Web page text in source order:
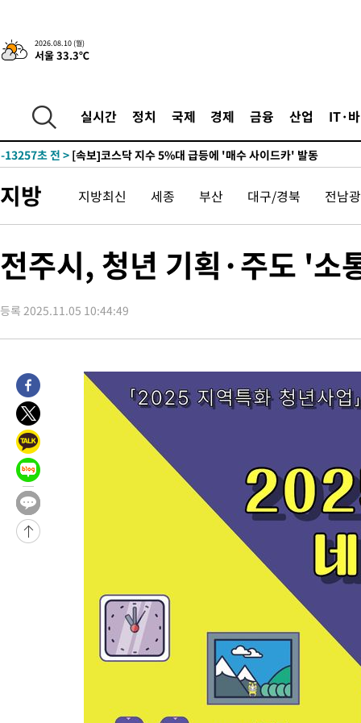
2026.08.10 (월)
서울 33.3℃
실시간 정치 국제 경제 금융 산업 IT·
-30504초 전 >대포통장 107개로 불법도박 수익 5062억 세탁…19명 검거
-28981초 전 >[속보]이 대통령 "2028년 중순까지 광주 군공항 기능 다른 군
-14779초 전 >
[속보]'전장연 시위' 1호선 용산역 상행선 무정차 통과 종료
-13257초 전 >
-10543초 전 > [속보]원·달러 환율, 오전 9시 1410.3원
-10277초 전 >
[속보]코스피, 47.56포인트(0.76%) 오른 6306.33 개장
-8713초 전 >[속보]지하철 1호선 상행선 용산역 무정차 통과…"집회·시위"
-5686초 전 >파키스탄 보안군, 대 테러작전으로 남서부의 무장세력 소탕전
-3902초 전 >이집트, 가자 협상 당사자들에게 약속이행과 방해금지 촉구
7분 전 >트럼프, 이란 추가 요구에 "저강도 대응…이건 체스게임"
-28981초 전 >
[속보]이 대통령 "2028년 중순까지 광주 군공항 기능 다른 군
으로 임시 배치해 산단 조기 착공"
-26131초 전 >
포항스틸야드 관중석 천장 석재 낙하…K리그 전구장 긴급 점검
-14779초 전 >
[속보]'전장연 시위' 1호선 용산역 상행선 무정차 통과 종료
-13257초 전 >
[속보]코스닥 지수 5%대 급등에 '매수 사이드카' 발동
-10543초 전 >
[속보]원·달러 환율, 오전 9시 1410.3원
-10281초 전 >
[속보]코스닥, 8.85포인트(1.11%) 오른 807.66 개장
-10277초 전 >
[속보]코스피, 47.56포인트(0.76%) 오른 6306.33 개장
-8713초 전 >
[속보]지하철 1호선 상행선 용산역 무정차 통과…"집회·시위"
'낮 최고 34도' 전국 더위 지속…강원·경상권 오전 비
파키스탄 보안군, 대 테러작전으로 남서부의 무장세력 소탕전
인천 앞바다 연락두절 모터보트 승선원 3명 전원 구조
이집트, 가자 협상 당사자들에게 약속이행과 방해금지 촉구
트럼프, 이란 추가 요구에 "저강도 대응…이건 체스게임"
지방 지방최신 세종 부산 대구/경북 전남
전주시, 청년 기획·주도 '소
등록 2025.11.05 10:44:49